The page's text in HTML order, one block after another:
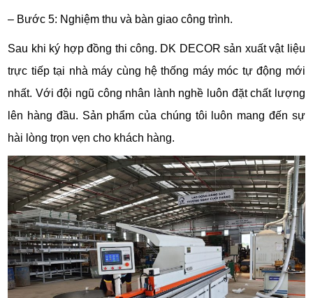
– Bước 5: Nghiệm thu và bàn giao công trình.
Sau khi ký hợp đồng thi công. DK DECOR sản xuất vật liệu
trực tiếp tại nhà máy cùng hệ thống máy móc tự động mới
nhất. Với đội ngũ công nhân lành nghề luôn đặt chất lượng
lên hàng đầu. Sản phẩm của chúng tôi luôn mang đến sự
hài lòng trọn vẹn cho khách hàng.